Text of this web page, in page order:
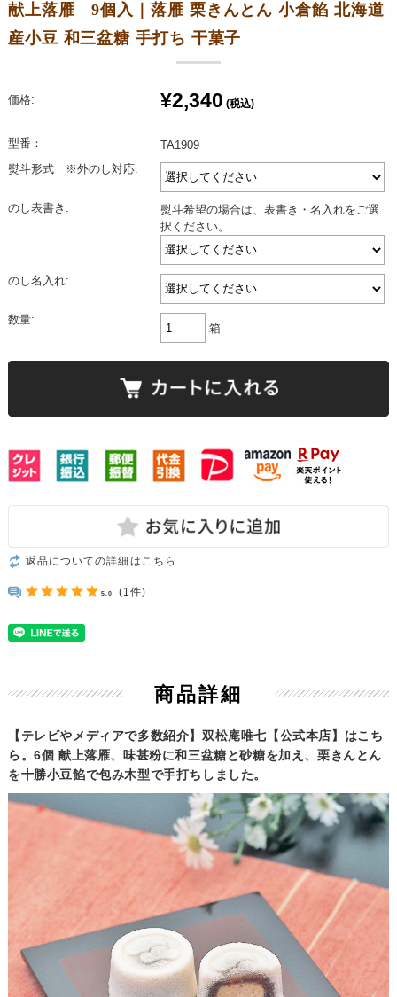
献上落雁 9個入｜落雁 栗きんとん 小倉餡 北海道
産小豆 和三盆糖 手打ち 干菓子
価格: ¥2,340 (税込)
型番：
TA1909
熨斗形式 ※外のし対応:
のし表書き:
熨斗希望の場合は、表書き・名入れをご選
択ください。
のし名入れ:
数量:
箱
返品についての詳細はこちら
5.0 (1件)
商品詳細
【テレビやメディアで多数紹介】双松庵唯七【公式本店】はこち
ら。6個 献上落雁、味甚粉に和三盆糖と砂糖を加え、栗きんとん
を十勝小豆餡で包み木型で手打ちしました。